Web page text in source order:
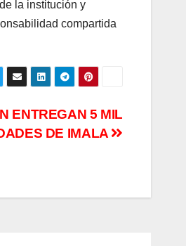
la institución y
compartida
ENTREGAN 5 MIL
DE IMALA